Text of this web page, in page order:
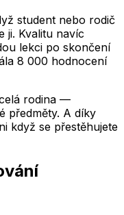
student nebo rodič
ji. Kvalitu navíc
lekci po skončení
8 000 hodnocení
rodina —
předměty. A díky
když se přestěhujete